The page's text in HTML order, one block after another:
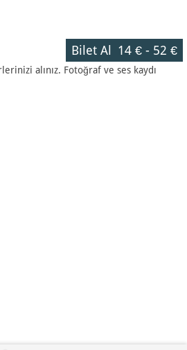
Bilet Al 14 €- 52 €
alınız. Fotoğraf ve ses kaydı